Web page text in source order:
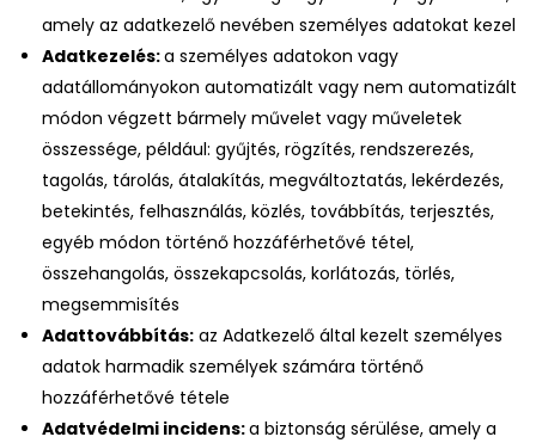
amely az adatkezelő nevében személyes adatokat kezel
Adatkezelés:a személyes adatokon vagy
adatállományokon automatizált vagy nem automatizált
módon végzett bármely művelet vagy műveletek
összessége, például: gyűjtés, rögzítés, rendszerezés,
tagolás, tárolás, átalakítás, megváltoztatás, lekérdezés,
betekintés, felhasználás, közlés, továbbítás, terjesztés,
egyéb módon történő hozzáférhetővé tétel,
összehangolás, összekapcsolás, korlátozás, törlés,
megsemmisítés
Adattovábbítás: az Adatkezelő által kezelt személyes
adatok harmadik személyek számára történő
hozzáférhetővé tétele
Adatvédelmi incidens:a biztonság sérülése, amely a